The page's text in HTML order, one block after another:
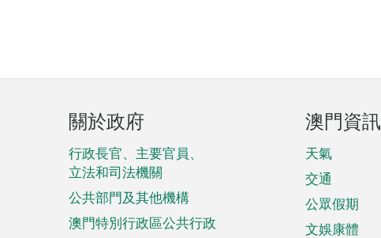
頁
腳
菜
單
關於政府
行政長官、主要官員、
立法和司法機關
公共部門及其他機構
澳門特別行政區公共行政
澳門資訊
天氣
交通
公眾假期
文娛康體